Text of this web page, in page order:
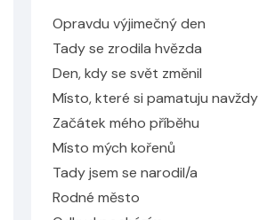
Opravdu výjimečný den
Tady se zrodila hvězda
Den, kdy se svět změnil
Místo, které si pamatuju navždy
Začátek mého příběhu
Místo mých kořenů
Tady jsem se narodil/a
Rodné město